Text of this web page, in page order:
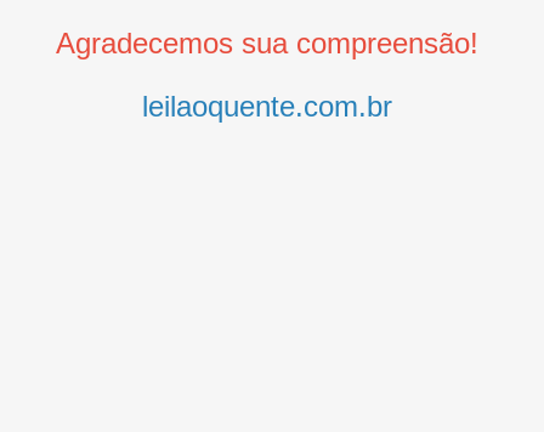
Agradecemos sua compreensão!
leilaoquente.com.br